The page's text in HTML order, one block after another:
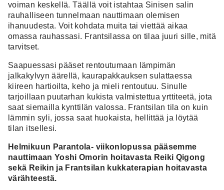
voiman keskellä. Täällä voit istahtaa Sinisen salin
rauhalliseen tunnelmaan nauttimaan olemisen
ihanuudesta. Voit kohdata muita tai viettää aikaa
omassa rauhassasi. Frantsilassa on tilaa juuri sille, mitä
tarvitset.
Saapuessasi pääset rentoutumaan lämpimän
jalkakylvyn äärellä, kaurapakkauksen sulattaessa
kiireen hartioilta, keho ja mieli rentoutuu. Sinulle
tarjoillaan puutarhan kukista valmistettua yrttiteetä, jota
saat siemailla kynttilän valossa. Frantsilan tila on kuin
lämmin syli, jossa saat huokaista, hellittää ja löytää
tilan itsellesi.
Helmikuun Parantola- viikonlopussa pääsemme
nauttimaan Yoshi Omorin hoitavasta Reiki Qigong
sekä Reikin ja Frantsilan kukkaterapian hoitavasta
värähteestä.